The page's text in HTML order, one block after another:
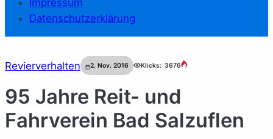
Impressum
Datenschutzerklärung
Revierverhalten 2. Nov. 2016 Klicks: 3676
95 Jahre Reit- und
Fahrverein Bad Salzuflen